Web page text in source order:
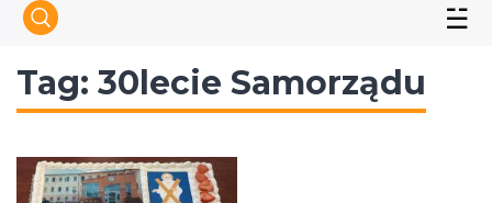
☱
Tag: 30lecie Samorządu